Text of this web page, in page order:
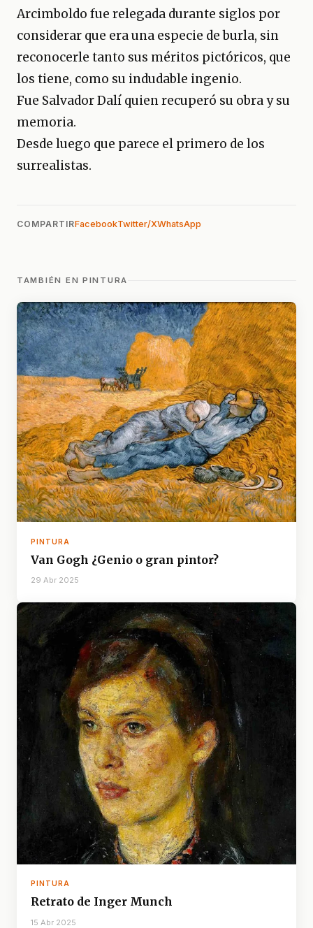
Arcimboldo fue relegada durante siglos por
considerar que era una especie de burla, sin
reconocerle tanto sus méritos pictóricos, que
los tiene, como su indudable ingenio.
Fue Salvador Dalí quien recuperó su obra y su
memoria.
Desde luego que parece el primero de los
surrealistas.
COMPARTIRFacebookTwitter/XWhatsApp
TAMBIÉN EN PINTURA
PINTURA
Van Gogh ¿Genio o gran pintor?
29 Abr 2025
PINTURA
Retrato de Inger Munch
15 Abr 2025